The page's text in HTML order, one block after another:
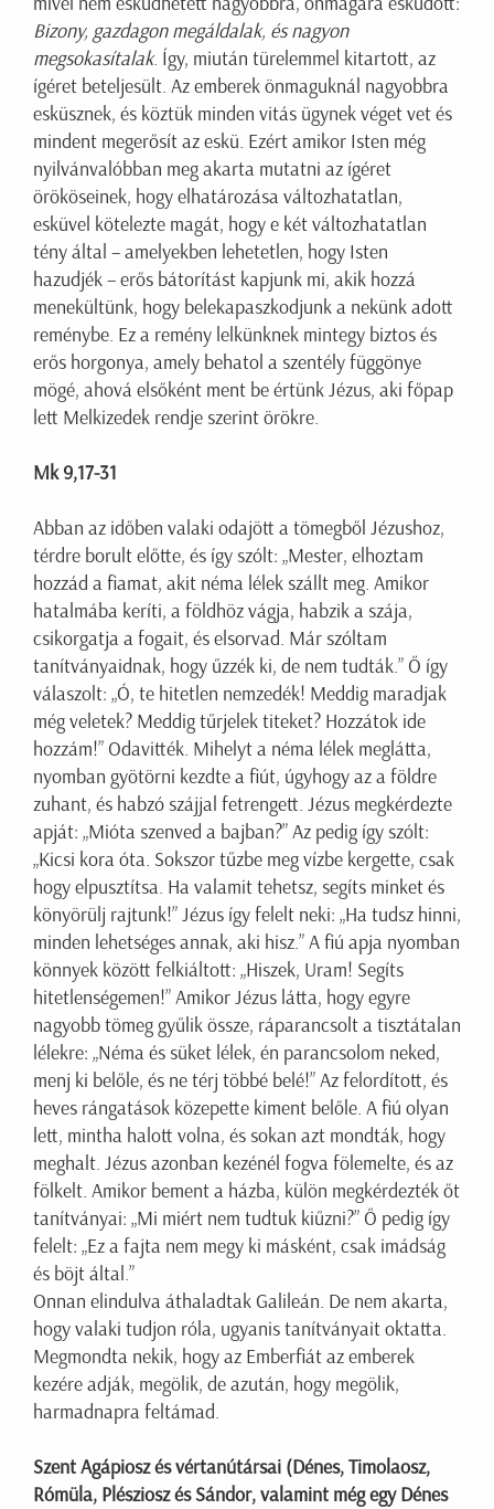
Bizony, gazdagon megáldalak, és nagyon
megsokasítalak. Így, miután türelemmel kitartott, az
ígéret beteljesült. Az emberek önmaguknál nagyobbra
esküsznek, és köztük minden vitás ügynek véget vet és
mindent megerősít az eskü. Ezért amikor Isten még
nyilvánvalóbban meg akarta mutatni az ígéret
örököseinek, hogy elhatározása változhatatlan,
esküvel kötelezte magát, hogy e két változhatatlan
tény által – amelyekben lehetetlen, hogy Isten
hazudjék – erős bátorítást kapjunk mi, akik hozzá
menekültünk, hogy belekapaszkodjunk a nekünk adott
reménybe. Ez a remény lelkünknek mintegy biztos és
erős horgonya, amely behatol a szentély függönye
mögé, ahová elsőként ment be értünk Jézus, aki főpap
lett Melkizedek rendje szerint örökre.
Mk 9,17-31
Abban az időben valaki odajött a tömegből Jézushoz,
térdre borult előtte, és így szólt: „Mester, elhoztam
hozzád a fiamat, akit néma lélek szállt meg. Amikor
hatalmába keríti, a földhöz vágja, habzik a szája,
csikorgatja a fogait, és elsorvad. Már szóltam
tanítványaidnak, hogy űzzék ki, de nem tudták.” Ő így
válaszolt: „Ó, te hitetlen nemzedék! Meddig maradjak
még veletek? Meddig tűrjelek titeket? Hozzátok ide
hozzám!” Odavitték. Mihelyt a néma lélek meglátta,
nyomban gyötörni kezdte a fiút, úgyhogy az a földre
zuhant, és habzó szájjal fetrengett. Jézus megkérdezte
apját: „Mióta szenved a bajban?” Az pedig így szólt:
„Kicsi kora óta. Sokszor tűzbe meg vízbe kergette, csak
hogy elpusztítsa. Ha valamit tehetsz, segíts minket és
könyörülj rajtunk!” Jézus így felelt neki: „Ha tudsz hinni,
minden lehetséges annak, aki hisz.” A fiú apja nyomban
könnyek között felkiáltott: „Hiszek, Uram! Segíts
hitetlenségemen!” Amikor Jézus látta, hogy egyre
nagyobb tömeg gyűlik össze, ráparancsolt a tisztátalan
lélekre: „Néma és süket lélek, én parancsolom neked,
menj ki belőle, és ne térj többé belé!” Az felordított, és
heves rángatások közepette kiment belőle. A fiú olyan
lett, mintha halott volna, és sokan azt mondták, hogy
meghalt. Jézus azonban kezénél fogva fölemelte, és az
fölkelt. Amikor bement a házba, külön megkérdezték őt
tanítványai: „Mi miért nem tudtuk kiűzni?” Ő pedig így
felelt: „Ez a fajta nem megy ki másként, csak imádság
és böjt által.”
Onnan elindulva áthaladtak Galileán. De nem akarta,
hogy valaki tudjon róla, ugyanis tanítványait oktatta.
Megmondta nekik, hogy az Emberfiát az emberek
kezére adják, megölik, de azután, hogy megölik,
harmadnapra feltámad.
Szent Agápiosz és vértanútársai (Dénes, Timolaosz,
Rómüla, Plésziosz és Sándor, valamint még egy Dénes